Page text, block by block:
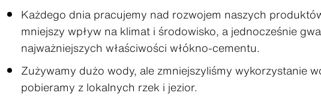
Każdego dnia pracujemy nad rozwojem naszych
mniejszy wpływ na klimat i środowisko, a jednocześnie
najważniejszych właściwości włókno-cementu.
Zużywamy dużo wody, ale zmniejszyliśmy wykorzystanie
pobieramy z lokalnych rzek i jezior.